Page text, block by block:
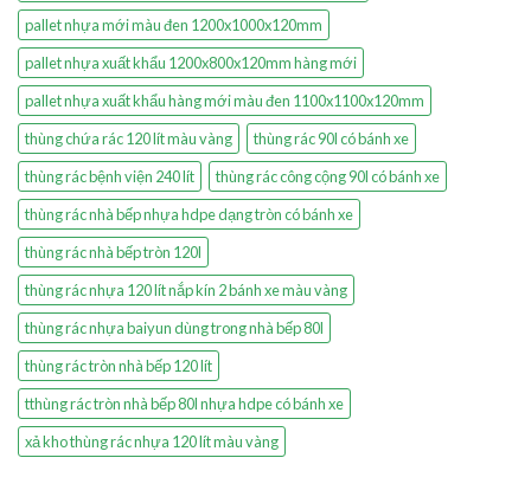
pallet nhựa mới màu đen 1200x1000x120mm
pallet nhựa xuất khẩu 1200x800x120mm hàng mới
pallet nhựa xuất khẩu hàng mới màu đen 1100x1100x120mm
thùng chứa rác 120 lít màu vàng
thùng rác 90l có bánh xe
thùng rác bệnh viện 240 lít
thùng rác công cộng 90l có bánh xe
thùng rác nhà bếp nhựa hdpe dạng tròn có bánh xe
thùng rác nhà bếp tròn 120l
thùng rác nhựa 120 lít nắp kín 2 bánh xe màu vàng
thùng rác nhựa baiyun dùng trong nhà bếp 80l
thùng rác tròn nhà bếp 120 lít
tthùng rác tròn nhà bếp 80l nhựa hdpe có bánh xe
xả kho thùng rác nhựa 120 lít màu vàng